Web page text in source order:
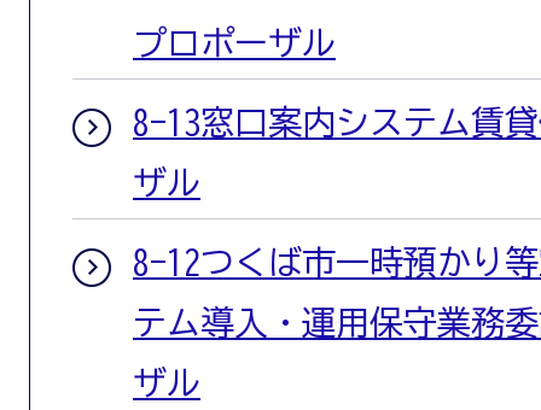
プロポーザル
8-13窓口案内システム賃
ザル
8-12つくば市一時預かり
テム導入・運用保守業務
ザル